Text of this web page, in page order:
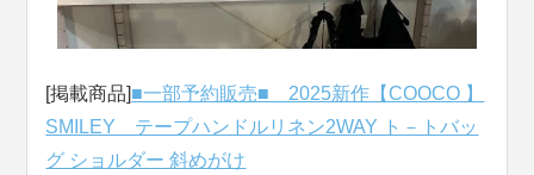
[掲載商品]■一部予約販売■ 2025新作【COOCO 】
SMILEY テープハンドルリネン2WAY ト－トバッ
グ ショルダー 斜めがけ